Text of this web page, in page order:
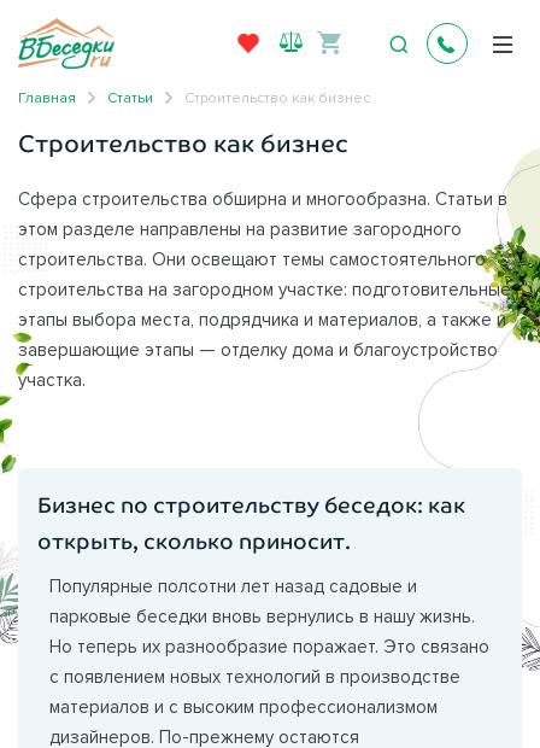
Главная Статьи Строительство как бизнес
Строительство как бизнес
Сфера строительства обширна и многообразна. Статьи в
этом разделе направлены на развитие загородного
строительства. Они освещают темы самостоятельного
строительства на загородном участке: подготовительные
этапы выбора места, подрядчика и материалов, а также и
завершающие этапы — отделку дома и благоустройство
участка.
Бизнес по строительству беседок: как
открыть, сколько приносит.
Популярные полсотни лет назад садовые и
парковые беседки вновь вернулись в нашу жизнь.
Но теперь их разнообразие поражает. Это связано
с появлением новых технологий в производстве
материалов и с высоким профессионализмом
дизайнеров. По-прежнему остаются